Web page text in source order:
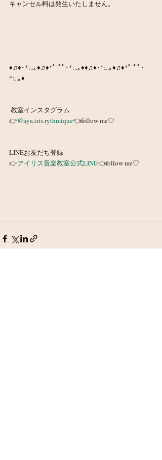
キャンセル料は発生いたしません。
♦♫♦･*:..｡♦♫♦*ﾟ¨ﾟﾟ･*:..｡♦♦♫♦･*:..｡♦♫♦*ﾟ¨ﾟﾟ･
*:..｡♦
教室インスタグラム
👉@aya.iris.rythmique👈follow me♡﻿
LINEお友だち登録
👉アイリス音楽教室公式LINE👈follow me♡